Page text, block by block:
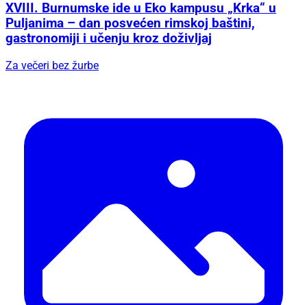
XVIII. Burnumske ide u Eko kampusu „Krka“ u
Puljanima – dan posvećen rimskoj baštini,
gastronomiji i učenju kroz doživljaj
Za večeri bez žurbe